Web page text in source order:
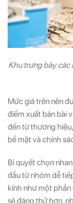
Khu trưng bày các
Mức giá trên nên
điểm xuất bản bài
đến từ thương
bề mặt và chính
Bí quyết chọn
đầu từ nhóm dễ
kính như một phần
sẽ đáng thử hơn,